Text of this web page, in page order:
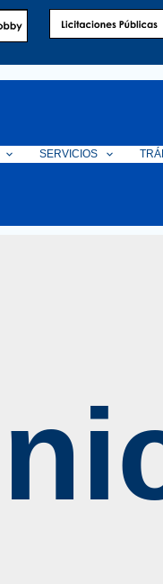
SERVICIOS